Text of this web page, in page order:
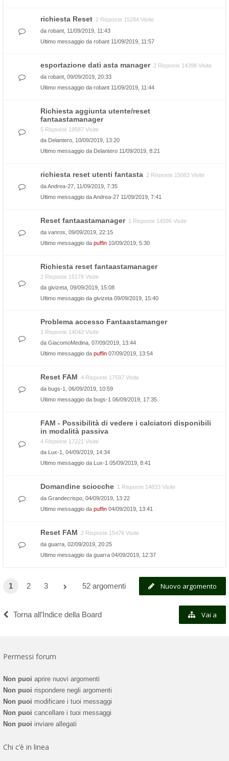
richiesta Reset 2 Risposte 15284 Visite
da robant , 11/09/2019, 11:43
Ultimo messaggio da robant 11/09/2019, 11:57
esportazione dati asta manager 2 Risposte 14398 Visite
da robant , 09/09/2019, 20:33
Ultimo messaggio da robant 11/09/2019, 11:44
Richiesta aggiunta utente/reset
fantaastamanager
5 Risposte 19587 Visite
da Delantero , 10/09/2019, 13:20
Ultimo messaggio da Delantero 11/09/2019, 8:21
richiesta reset utenti fantasta 2 Risposte 15083 Visite
daAndrea-27 , 11/09/2019, 7:35
Ultimo messaggio daAndrea-27 11/09/2019, 7:41
Reset fantaastamanager 1 Risposte 14596 Visite
da vanros , 09/09/2019, 22:15
Ultimo messaggio da puffin 10/09/2019, 5:30
Richiesta reset fantaastamanager
2 Risposte 15178 Visite
da givizeta , 09/09/2019, 15:08
Ultimo messaggio da givizeta 09/09/2019, 15:40
Problema accesso Fantaastamanger
1 Risposte 14042 Visite
da GiacomoMedina , 07/09/2019, 13:44
Ultimo messaggio da puffin 07/09/2019, 13:54
Reset FAM 4 Risposte 17597 Visite
da bugs-1
, 06/09/2019, 10:59
Ultimo messaggio da bugs-1 06/09/2019, 17:35
FAM - Possibilità di vedere i calciatori disponibili
in modalità passiva
4 Risposte 17221 Visite
da Lux-1
, 04/09/2019, 14:34
Ultimo messaggio da Lux-1 05/09/2019, 8:41
Domandine sciocche 1 Risposte 14833 Visite
da Grandecrispo , 04/09/2019, 13:22
Ultimo messaggio da puffin 04/09/2019, 13:41
Reset FAM
2 Risposte 15476 Visite
da guarra , 02/09/2019, 20:25
Ultimo messaggio da guarra 04/09/2019, 12:37
Nuovo argomento
1 2 3 52 argomenti
Torna all’Indice della Board Vai a
Permessi forum
Non puoi aprire nuovi argomenti
Non puoi rispondere negli argomenti
Non puoi modificare i tuoi messaggi
Non puoi cancellare i tuoi messaggi
Non puoi inviare allegati
Chi c’è in linea